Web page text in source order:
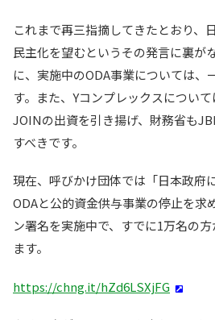
これまで再三指摘してきたとおり、
民主化を望むというその発言に裏が
に、実施中のODA事業については、
す。また、Yコンプレックスについ
JOINの出資を引き揚げ、財務省も
すべきです。
現在、呼びかけ団体では「日本政府
ODAと公的資金供与事業の停止を求
ン署名を実施中で、すでに1万名の
ます。
https://chng.it/hZd6LSXjFG